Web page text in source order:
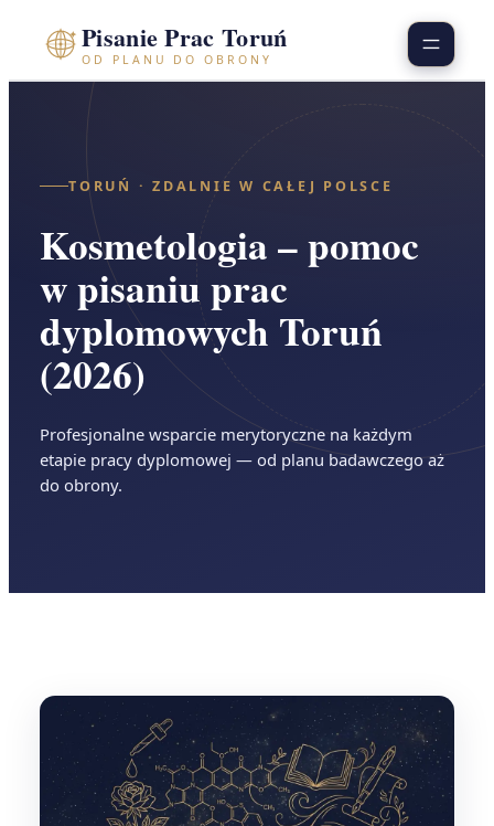
Pisanie Prac Toruń
OD PLANU DO OBRONY
TORUŃ · ZDALNIE W CAŁEJ POLSCE
Kosmetologia – pomoc
w pisaniu prac
dyplomowych Toruń
(2026)
Profesjonalne wsparcie merytoryczne na każdym
etapie pracy dyplomowej — od planu badawczego aż
do obrony.